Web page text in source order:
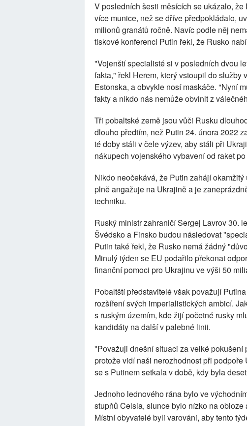
V posledních šesti měsících se ukázalo,
více munice, než se dříve předpokládalo,
milionů granátů ročně. Navíc podle něj
tiskové konferenci Putin řekl, že Rusko
"Vojenští specialisté si v posledních dvou
fakta," řekl Herem, který vstoupil do
Estonska, a obvykle nosí maskáče. "Nyní
fakty a nikdo nás nemůže obvinit z
Tři pobaltské země jsou vůči Rusku
dlouho předtím, než Putin 24. února 2022
té doby stáli v čele výzev, aby stáli při
nákupech vojenského vybavení od raket
Nikdo neočekává, že Putin zahájí
plně angažuje na Ukrajině a je
techniku.
Ruský ministr zahraničí Sergej Lavrov 30.
Švédsko a Finsko budou následovat
Putin také řekl, že Rusko nemá žádný
Minulý týden se EU podařilo překonat
finanční pomoci pro Ukrajinu ve výši 50
Pobaltští představitelé však považují
rozšíření svých imperialistických ambicí.
s ruským územím, kde žijí početné rusky
kandidáty na další v palebné linii.
"Považuji dnešní situaci za velké pokušení
protože vidí naši nerozhodnost při
se s Putinem setkala v době, kdy byla
Jednoho lednového rána bylo ve
stupňů Celsia, slunce bylo nízko na
Místní obyvatelé byli varováni, aby tento